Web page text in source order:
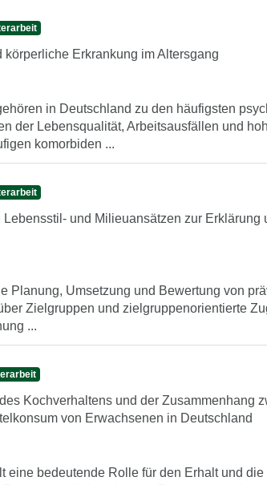
körperliche Erkrankung im Altersgang
in Deutschland zu den häufigsten
der Lebensqualität, Arbeitsausfällen und
komorbiden ...
Lebensstil- und Milieuansätzen zur
Planung, Umsetzung und Bewertung von
Zielgruppen und zielgruppenorientierte
...
Kochverhaltens und der Zusammenhang
von Erwachsenen in Deutschland
eine bedeutende Rolle für den Erhalt und